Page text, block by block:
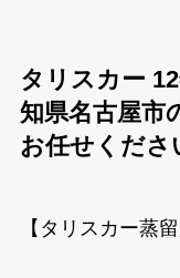
タリスカー
知県名古屋市
お任せくださ
【タリスカー蒸